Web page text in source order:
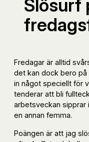
Slösurf
Fredagar är alltid
det kan dock bero
in något speciellt för
tenderar att bli
arbetsveckan sipprar
en annan femma.
Poängen är att jag